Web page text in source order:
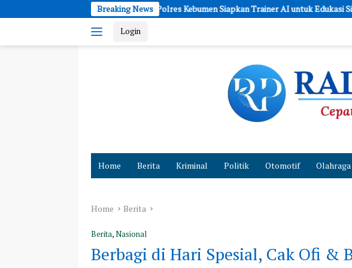
to
Breaking News
Polres Kebumen Siapkan Trainer AI untuk Edukasi Siswa SMA dan SMK
Login
Home Berita Kriminal Politik Otomotif Olahraga
Home Berita
Berita,Nasional
Berbagi di Hari Spesial, Cak Ofi &